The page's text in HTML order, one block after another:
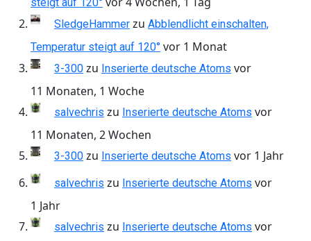
SledgeHammer zu Abblendlicht einschalten,
Temperatur steigt auf 120° vor 1 Monat
3-300 zu Inserierte deutsche Atoms vor
11 Monaten, 1 Woche
salvechris zu Inserierte deutsche Atoms vor
11 Monaten, 2 Wochen
3-300 zu Inserierte deutsche Atoms vor 1 Jahr
salvechris zu Inserierte deutsche Atoms vor
1 Jahr
salvechris zu Inserierte deutsche Atoms vor